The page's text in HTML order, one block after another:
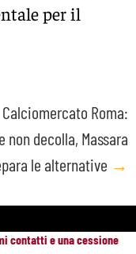
per il
Calciomercato Roma:
non decolla, Massara
le alternative →
contatti e una cessione